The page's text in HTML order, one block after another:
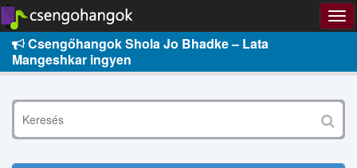
Csengőhangok Shola Jo Bhadke – Lata
Mangeshkar ingyen